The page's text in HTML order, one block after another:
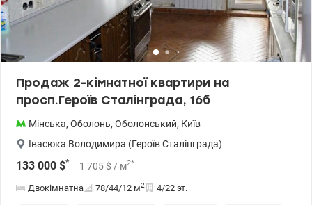
Продаж 2-кімнатної квартири на
просп.Героїв Сталінграда, 16б
Мінська, Оболонь, Оболонський, Київ
Івасюка Володимира (Героїв Сталінграда)
133 000 $* 1 705 $ / м2*
Двокімнатна 78/44/12 м2 4/22 эт.